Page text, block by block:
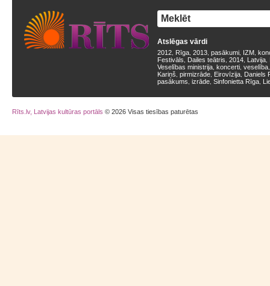
Atslēgas vārdi
2012 Rīga 2013 pasākumi IZM
Festivāls
Dailes teātris 2014 Latvija
Veselības ministrija koncerti veselība
Kariņš pirmizrāde Eirovīzija Daniels
pasākums izrāde Sinfonietta Rīga
Rīts.lv, Latvijas kultūras portāls © 2026 Visas tiesības paturētas